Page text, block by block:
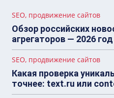
SEO, продвижение сайтов
Обзор российских
агрегаторов — 2026 год
SEO, продвижение сайтов
Какая проверка
точнее: text.ru или